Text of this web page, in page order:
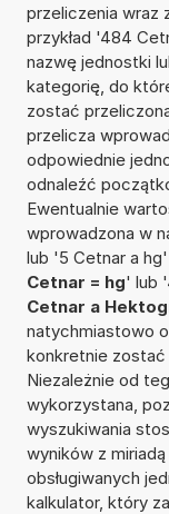
przeliczenia wraz
przykład '484
nazwę jednostki
kategorię, do
zostać
przelicza
odpowiednie
odnaleźć
Ewentualnie
wprowadzona w
lub '5 Cetnar a
Cetnar = hg' lub
Cetnar a
natychmiastowo
konkretnie
Niezależnie od
wykorzystana,
wyszukiwania
wyników z
obsługiwanych
kalkulator, który